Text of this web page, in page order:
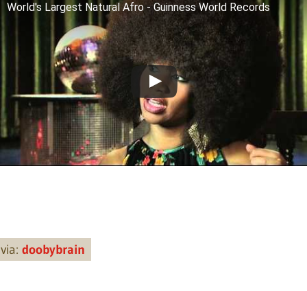
World's Largest Natural Afro - Guinness World Records
via: doobybrain